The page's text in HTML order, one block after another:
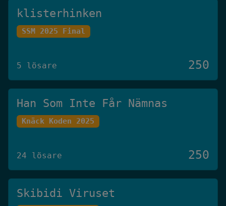
klisterhinken
SSM 2025 Final
5 lösare 250
Han Som Inte Får Nämnas
Knäck Koden 2025
24 lösare 250
Skibidi Viruset